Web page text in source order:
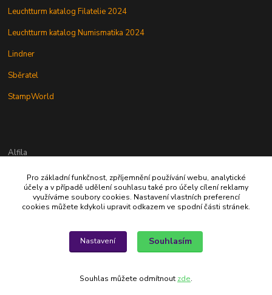
Leuchtturm katalog Filatelie 2024
Leuchtturm katalog Numismatika 2024
Lindner
Sběratel
StampWorld
Alfila
777 326 454
Pro základní funkčnost, zpříjemnění používání webu, analytické
účely a v případě udělení souhlasu také pro účely cílení reklamy
využíváme soubory cookies. Nastavení vlastních preferencí
cookies můžete kdykoli upravit odkazem ve spodní části stránek.
Nastavení Souhlasím
Souhlas můžete odmítnout zde.